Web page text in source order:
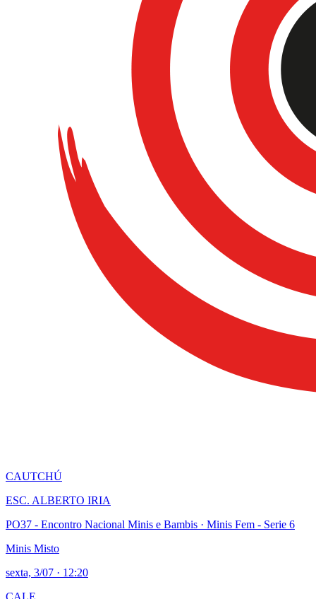
CAUTCHÚ
ESC. ALBERTO IRIA
PO37 - Encontro Nacional Minis e Bambis · Minis Fem - Serie 6
Minis Misto
sexta, 3/07 · 12:20
CALE